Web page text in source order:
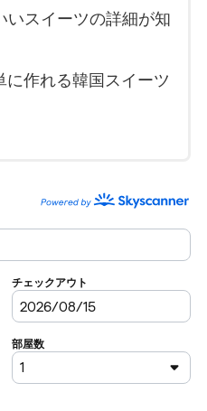
いスイーツの詳細が知
に作れる韓国スイーツ